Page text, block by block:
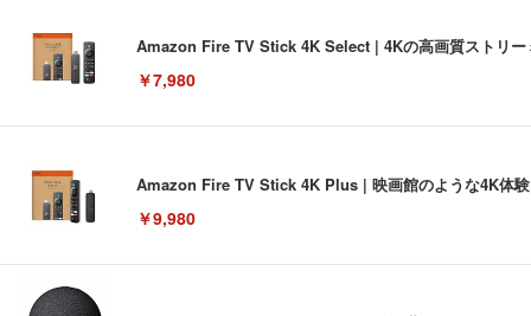
Amazon Fire TV Stick 4K Select | 4Kの高画質ストリ
￥7,980
Amazon Fire TV Stick 4K Plus | 映画館のような4K体
￥9,980